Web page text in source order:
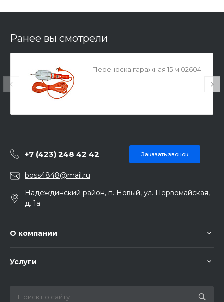
Ранее вы смотрели
Переноска гаражная 15 м 02604
+7 (423) 248 42 42 Заказать звонок
boss4848@mail.ru
Надеждинский район, п. Новый, ул. Первомайская,
д. 1а
О компании
Услуги